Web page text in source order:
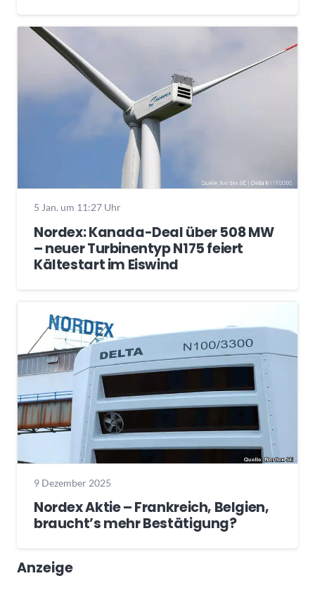
5 Jan. um 11:27 Uhr
Nordex: Kanada-Deal über 508 MW
– neuer Turbinentyp N175 feiert
Kältestart im Eiswind
9 Dezember 2025
Nordex Aktie – Frankreich, Belgien,
braucht’s mehr Bestätigung?
Anzeige